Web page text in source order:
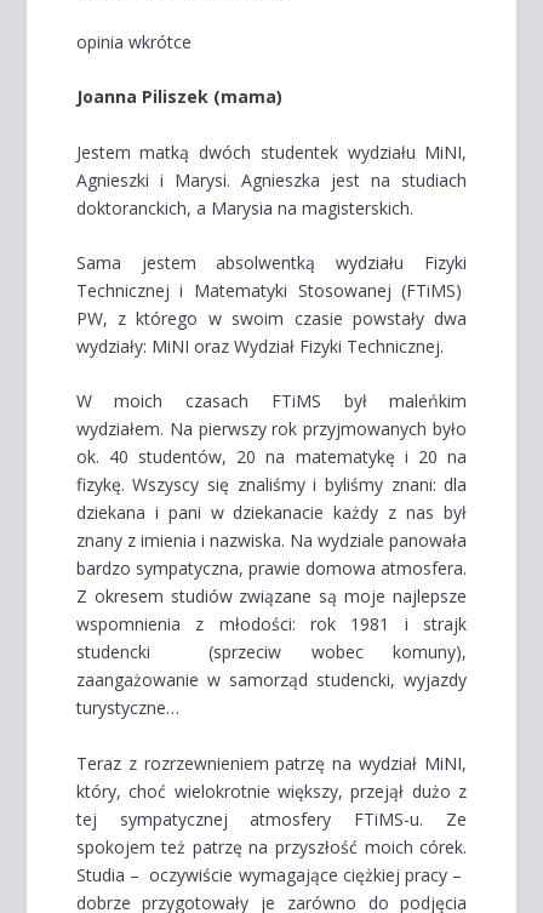
opinia wkrótce
Joanna Piliszek (mama)
Jestem matką dwóch studentek wydziału MiNI,
Agnieszki i Marysi. Agnieszka jest na studiach
doktoranckich, a Marysia na magisterskich.
Sama jestem absolwentką wydziału Fizyki
Technicznej i Matematyki Stosowanej (FTiMS)
PW, z którego w swoim czasie powstały dwa
wydziały: MiNI oraz Wydział Fizyki Technicznej.
W moich czasach FTiMS był maleńkim
wydziałem. Na pierwszy rok przyjmowanych było
ok. 40 studentów, 20 na matematykę i 20 na
fizykę. Wszyscy się znaliśmy i byliśmy znani: dla
dziekana i pani w dziekanacie każdy z nas był
znany z imienia i nazwiska. Na wydziale panowała
bardzo sympatyczna, prawie domowa atmosfera.
Z okresem studiów związane są moje najlepsze
wspomnienia z młodości: rok 1981 i strajk
studencki (sprzeciw wobec komuny),
zaangażowanie w samorząd studencki, wyjazdy
turystyczne…
Teraz z rozrzewnieniem patrzę na wydział MiNI,
który, choć wielokrotnie większy, przejął dużo z
tej sympatycznej atmosfery FTiMS-u. Ze
spokojem też patrzę na przyszłość moich córek.
Studia – oczywiście wymagające ciężkiej pracy –
dobrze przygotowały je zarówno do podjęcia